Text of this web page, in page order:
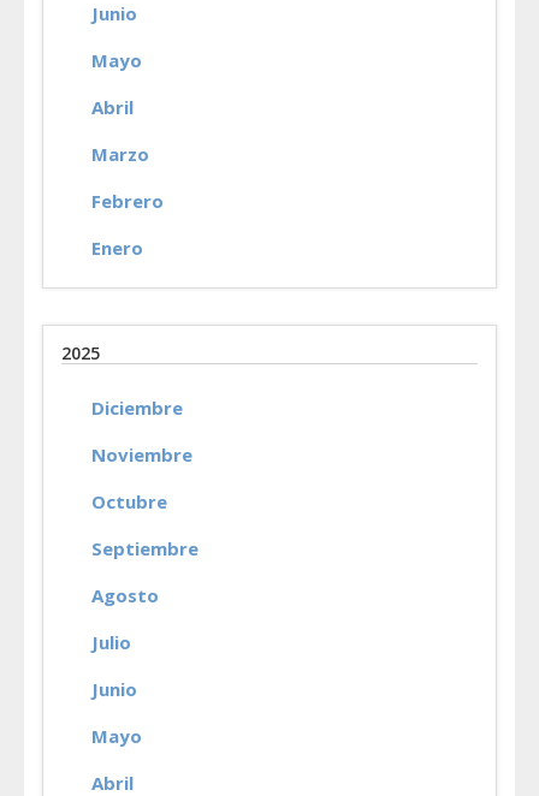
Junio
Mayo
Abril
Marzo
Febrero
Enero
2025
Diciembre
Noviembre
Octubre
Septiembre
Agosto
Julio
Junio
Mayo
Abril